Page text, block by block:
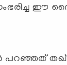
ഈ
പറഞ്ഞത്